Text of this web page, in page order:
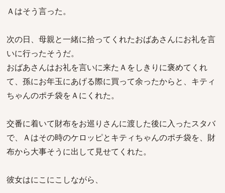
Ａはそう言った。
次の日、母親と一緒に拾ってくれたおばあさんにお礼を言
いに行ったそうだ。
おばあさんはお礼を言いに来たＡをしきりに褒めてくれ
て、孫にお年玉にあげる際に買って余ったからと、キティ
ちゃんのポチ袋をＡにくれた。
交番に着いて財布をお巡りさんに渡した後に入ったスタバ
で、Ａはその時のケロッピとキティちゃんのポチ袋を、財
布から大事そうに出して見せてくれた。
彼女はにこにこしながら、